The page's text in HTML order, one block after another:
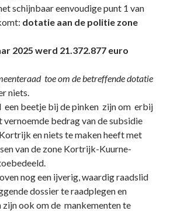
schijnbaar eenvoudige punt 1 van
dotatie aan de politie zone
2025 werd 21.372.877 euro
toe om de betreffende dotatie
niets.
een beetje bij de pinken zijn om erbij
vernoemde bedrag van de subsidie
en niets te maken heeft met
van de zone Kortrijk-Kuurne-
nog een ijverig, waardig raadslid
dossier te raadplegen en
zijn ook om de mankementen te